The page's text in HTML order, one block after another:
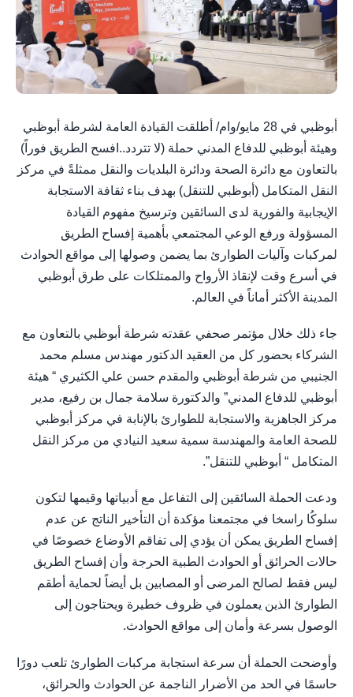
أبوظبي في 28 مايو/وام/ أطلقت القيادة العامة لشرطة أبوظبي
وهيئة أبوظبي للدفاع المدني حملة (لا تتردد..افسح الطريق فوراً)
بالتعاون مع دائرة الصحة ودائرة البلديات والنقل ممثلةً في مركز
النقل المتكامل (أبوظبي للتنقل) بهدف بناء ثقافة الاستجابة
الإيجابية والفورية لدى السائقين وترسيخ مفهوم القيادة
المسؤولة ورفع الوعي المجتمعي بأهمية إفساح الطريق
لمركبات وآليات الطوارئ بما يضمن وصولها إلى مواقع الحوادث
في أسرع وقت لإنقاذ الأرواح والممتلكات على طرق أبوظبي
المدينة الأكثر أماناً في العالم.
جاء ذلك خلال مؤتمر صحفي عقدته شرطة أبوظبي بالتعاون مع
الشركاء بحضور كل من العقيد الدكتور مهندس مسلم محمد
الجنيبي من شرطة أبوظبي والمقدم حسن علي الكثيري “ هيئة
أبوظبي للدفاع المدني” والدكتورة سلامة جمال بن رفيع، مدير
مركز الجاهزية والاستجابة للطوارئ بالإنابة في مركز أبوظبي
للصحة العامة والمهندسة سمية سعيد النيادي من مركز النقل
المتكامل “ أبوظبي للتنقل”.
ودعت الحملة السائقين إلى التفاعل مع أدبياتها وقيمها لتكون
سلوكُا راسخا في مجتمعنا مؤكدة أن التأخير الناتج عن عدم
إفساح الطريق يمكن أن يؤدي إلى تفاقم الأوضاع خصوصًا في
حالات الحرائق أو الحوادث الطبية الحرجة وأن إفساح الطريق
ليس فقط لصالح المرضى أو المصابين بل أيضاً لحماية أطقم
الطوارئ الذين يعملون في ظروف خطيرة ويحتاجون إلى
الوصول بسرعة وأمان إلى مواقع الحوادث.
وأوضحت الحملة أن سرعة استجابة مركبات الطوارئ تلعب دورًا
حاسمًا في الحد من الأضرار الناجمة عن الحوادث والحرائق،